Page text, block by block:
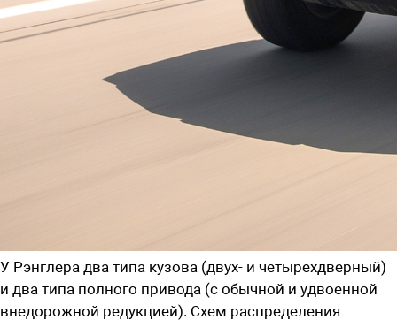
У Рэнглера два типа кузова (двух- и четырехдверный)
и два типа полного привода (с обычной и удвоенной
внедорожной редукцией). Схем распределения